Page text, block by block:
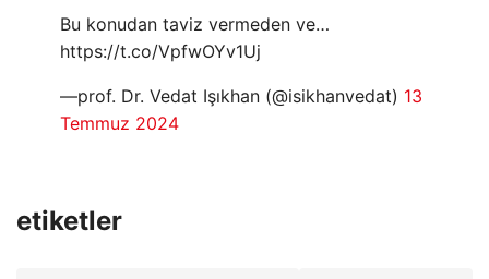
Bu konudan taviz vermeden ve…
https://t.co/VpfwOYv1Uj
—prof. Dr. Vedat Işıkhan (@isikhanvedat) 13
Temmuz 2024
etiketler